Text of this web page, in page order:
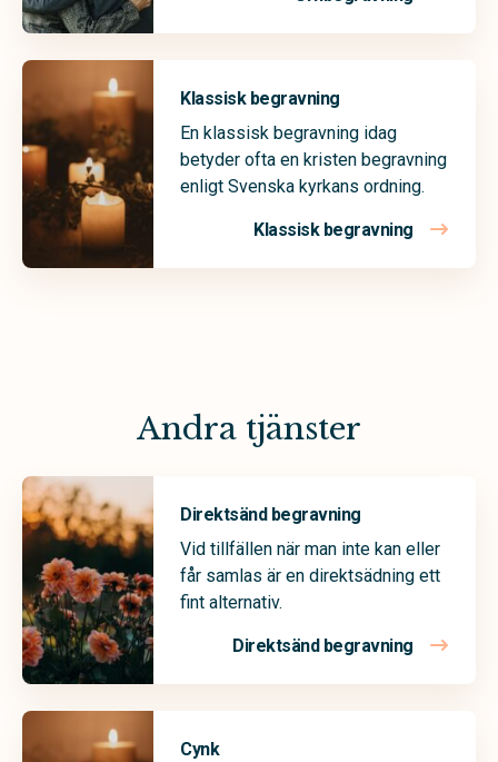
Klassisk begravning
En klassisk begravning idag
betyder ofta en kristen begravning
enligt Svenska kyrkans ordning.
Klassisk begravning
Andra tjänster
Direktsänd begravning
Vid tillfällen när man inte kan eller
får samlas är en direktsädning ett
fint alternativ.
Direktsänd begravning
Cynk